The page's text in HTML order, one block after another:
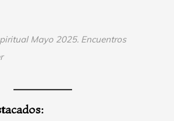
Mayo 2025. Encuentros